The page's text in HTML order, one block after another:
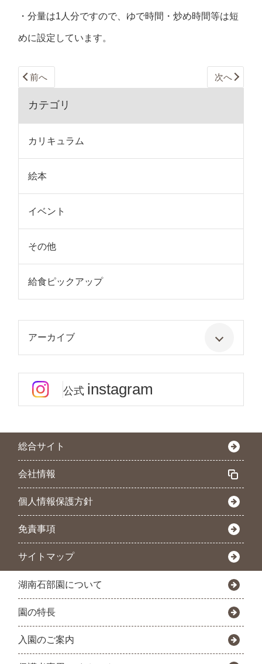
・分量は1人分ですので、ゆで時間・炒め時間等は短
めに設定しています。
前へ 次へ
カテゴリ
カリキュラム
絵本
イベント
その他
給食ピックアップ
アーカイブ
公式 instagram
総合サイト
会社情報
個人情報保護方針
免責事項
サイトマップ
湖南石部園について
園の特長
入園のご案内